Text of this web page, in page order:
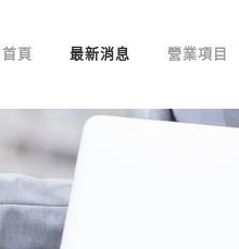
首頁 最新消息 營業項目